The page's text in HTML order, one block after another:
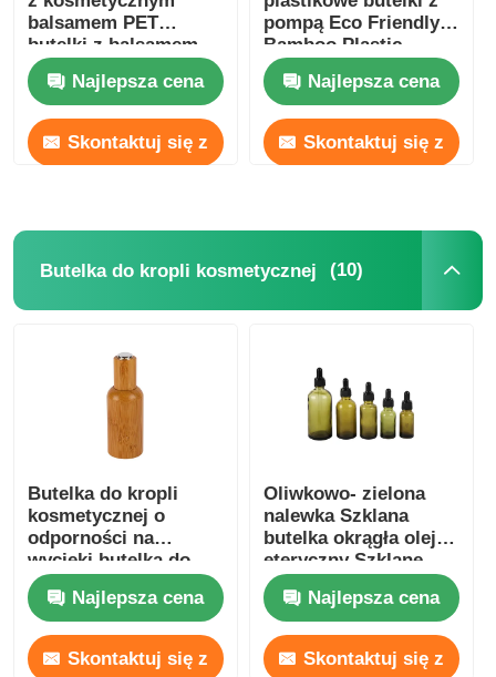
balsamem PET
butelki z balsamem
Amber
Najlepsza cena
Skontaktuj się z
pompą Eco Friendly
Bamboo Plastic
Bottle 180ml 200ml
250ml 300ml
Najlepsza cena
Skontaktuj się z
Butelka do kropli kosmetycznej (10)
Butelka do kropli
kosmetycznej o
odporności na
wycieki butelka do
kropli oleju
eterycznego z
bambusa
Najlepsza cena
Skontaktuj się z
Oliwkowo- zielona
nalewka Szklana
butelka okrągła olejek
eteryczny Szklane
butelki kroplówkowe
5ml 10ml 15ml 20ml
30ml
Najlepsza cena
Skontaktuj się z